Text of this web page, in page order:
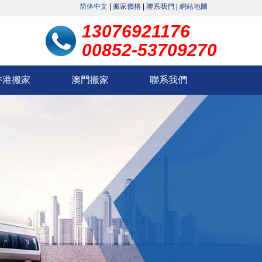
简体中文 搬家價格 聯系我們 網站地圖
13076921176
00852-53709270
港搬家 澳門搬家 聯系我們